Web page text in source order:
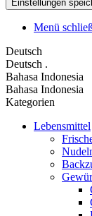
Menü
Deutsch
Deutsch .
Bahasa Indonesia
Bahasa Indonesia
Kategorien
Lebensmittel